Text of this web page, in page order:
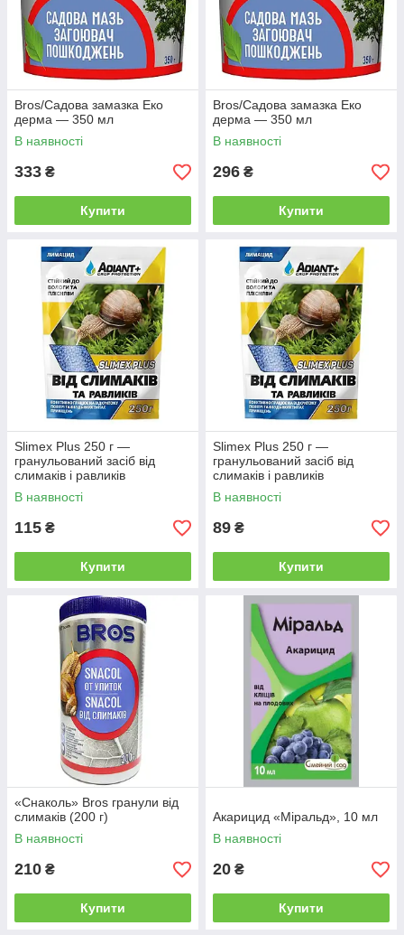
і
Гербіциди
Підберемо для вас фірмові гербіциди для
боротьби з бур'янами. Гарантуємо достовірність
будь-якого з вибраних і запропонованих
препаратів, а також його ефективність.
появи, а
Віруси і грибки — це непомітні вороги, які
знищують навіть багаторічні насадження. Для
запобігання їх появи, а також ефективної
боротьби з наявними погрозами ми підберемо
вам фунгіциди і навчимо, як зробити їх
використання максимально ефективним.
У нас
і
Bros/Садова замазка Еко
дерма — 350 мл
В наявності
333 ₴
Купити
Bros/Садова замазка Еко
дерма — 350 мл
В наявності
296 ₴
Купити
Slimex Plus 250 г —
гранульований засіб від
слимаків і равликів
В наявності
115 ₴
Купити
Slimex Plus 250 г —
гранульований засіб від
слимаків і равликів
В наявності
89 ₴
Купити
«Снаколь» Bros гранули від
слимаків (200 г)
В наявності
210 ₴
Купити
Акарицид «Міральд», 10 мл
В наявності
20 ₴
Купити